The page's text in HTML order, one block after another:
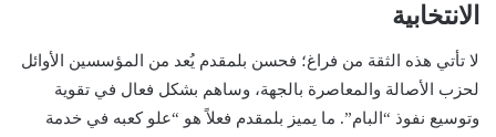
الانتخابية
لا تأتي هذه الثقة من فراغ؛ فحسن بلمقدم يُعد من المؤسسين الأوائل
لحزب الأصالة والمعاصرة بالجهة، وساهم بشكل فعال في تقوية
وتوسيع نفوذ “البام”. ما يميز بلمقدم فعلاً هو “علو كعبه في خدمة